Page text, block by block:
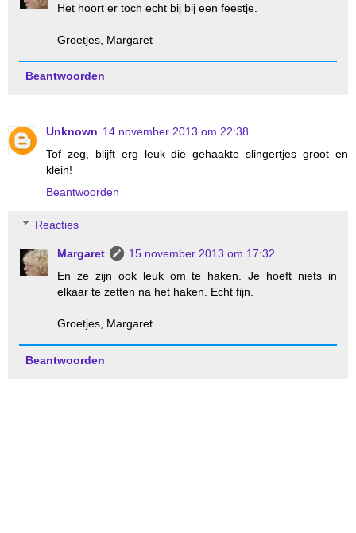
Het hoort er toch echt bij bij een feestje.
Groetjes, Margaret
Beantwoorden
Unknown 14 november 2013 om 22:38
Tof zeg, blijft erg leuk die gehaakte slingertjes groot en
klein!
Beantwoorden
Reacties
Margaret
15 november 2013 om 17:32
En ze zijn ook leuk om te haken. Je hoeft niets in
elkaar te zetten na het haken. Echt fijn.
Groetjes, Margaret
Beantwoorden